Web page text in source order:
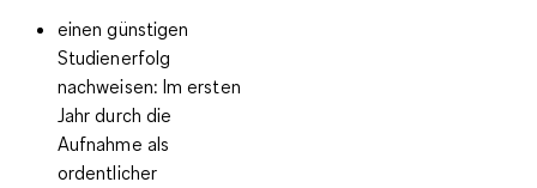
einengünstigen
Studienerfolg
nachweisen: Im ersten
Jahr durch die
Aufnahme als
ordentlicher